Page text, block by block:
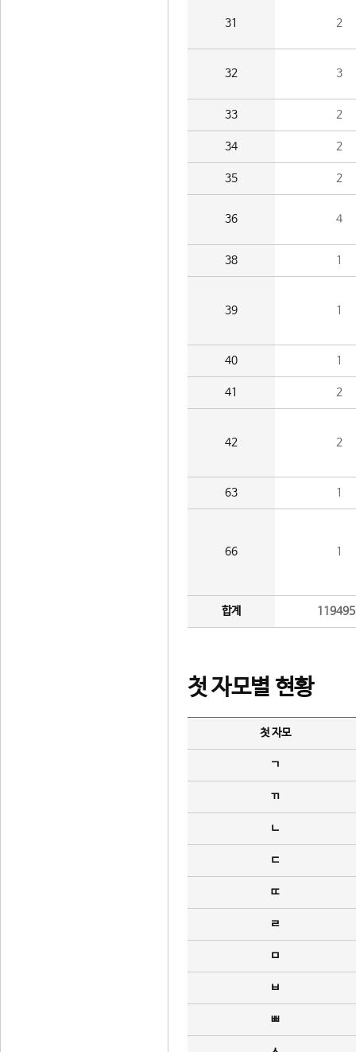
31 2
32 3
33 2
34 2
35 2
36 4
38 1
39 1
40 1
41 2
42 2
63 1
66 1
합계
첫 자모별 현황
첫 자모
ㄱ
ㄲ
ㄴ
ㄷ
ㄸ
ㄹ
ㅁ
ㅂ
ㅃ